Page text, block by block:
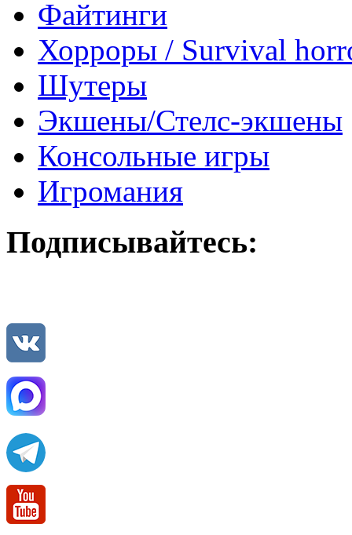
Файтинги
Хорроры / Survival
Шутеры
Экшены/Стелс-экшены
Консольные игры
Игромания
Подписывайтесь: